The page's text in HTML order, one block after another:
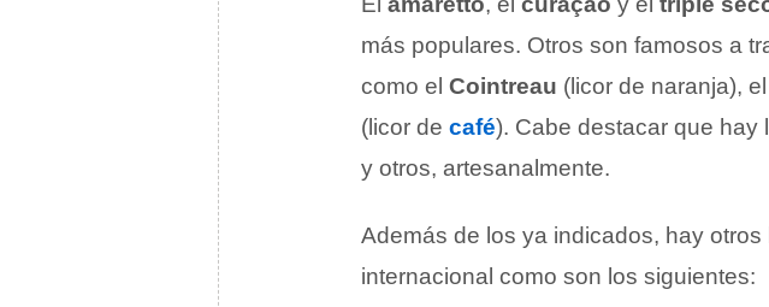
más populares. Otros son famosos a
como el Cointreau (licor de naranja), el
(licor de café). Cabe destacar que hay
y otros, artesanalmente.
Además de los ya indicados, hay
internacional como son los siguientes: